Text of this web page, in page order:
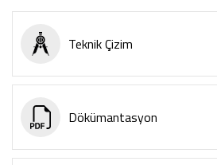
Teknik Çizim
Dökümantasyon